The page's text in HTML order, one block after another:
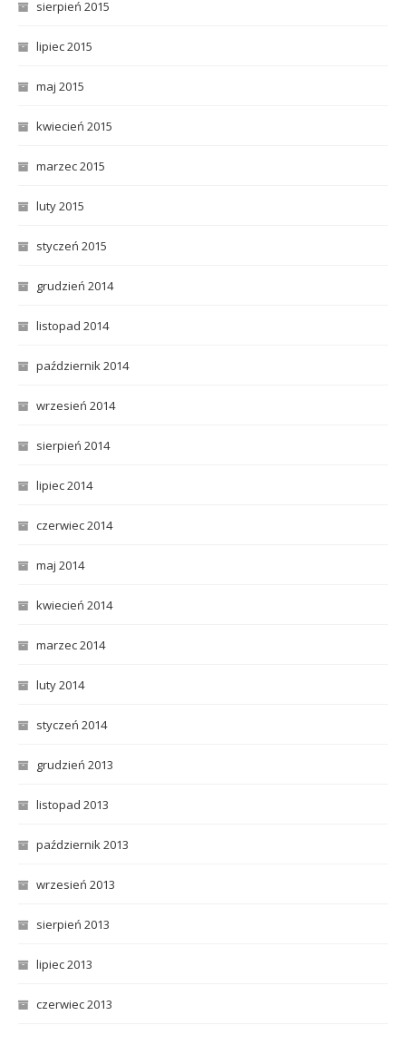
sierpień 2015
lipiec 2015
maj 2015
kwiecień 2015
marzec 2015
luty 2015
styczeń 2015
grudzień 2014
listopad 2014
październik 2014
wrzesień 2014
sierpień 2014
lipiec 2014
czerwiec 2014
maj 2014
kwiecień 2014
marzec 2014
luty 2014
styczeń 2014
grudzień 2013
listopad 2013
październik 2013
wrzesień 2013
sierpień 2013
lipiec 2013
czerwiec 2013